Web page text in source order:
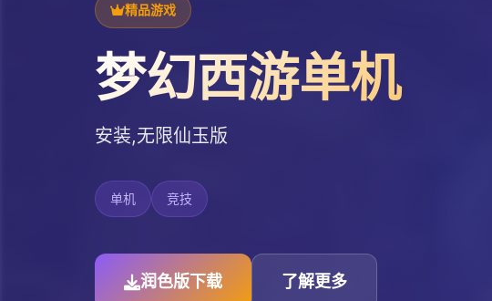
精品游戏
梦幻西游单机
安装,无限仙玉版
单机 竞技
润色版下载 了解更多